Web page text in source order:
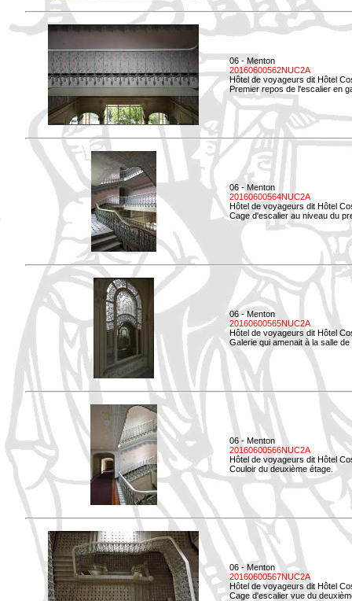
06 - Menton
20160600562NUC2A
Hôtel de voyageurs dit Hôtel
Premier repos de l'escalier en
06 - Menton
20160600564NUC2A
Hôtel de voyageurs dit Hôtel
Cage d'escalier au niveau du
06 - Menton
20160600565NUC2A
Hôtel de voyageurs dit Hôtel
Galerie qui amenait à la salle
06 - Menton
20160600566NUC2A
Hôtel de voyageurs dit Hôtel
Couloir du deuxième étage.
06 - Menton
20160600567NUC2A
Hôtel de voyageurs dit Hôtel
Cage d'escalier vue du